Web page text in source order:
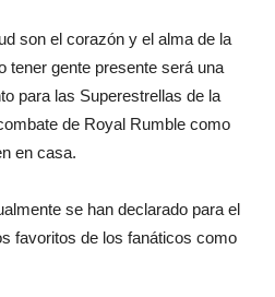
son el corazón y el alma de la
tener gente presente será una
para las Superestrellas de la
de Royal Rumble como
en casa.
se han declarado para el
favoritos de los fanáticos como